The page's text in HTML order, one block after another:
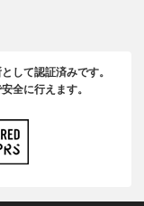
して認証済みです。
全に行えます。